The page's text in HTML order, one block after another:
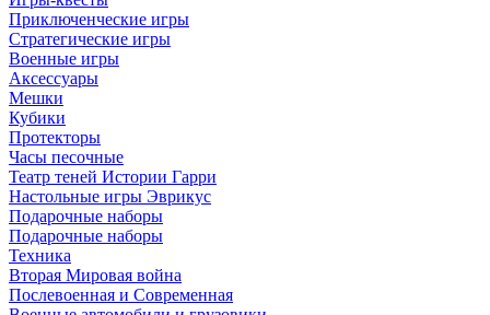
Приключенческие игры
Стратегические игры
Военные игры
Аксессуары
Мешки
Кубики
Протекторы
Часы песочные
Театр теней Истории Гарри
Настольные игры Эврикус
Подарочные наборы
Подарочные наборы
Техника
Вторая Мировая война
Послевоенная и Современная